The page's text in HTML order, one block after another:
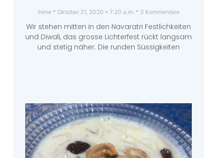
Irene Oktober 21, 2020 7:20 a.m. 3 Kommentare
Wir stehen mitten in den Navaratri Festlichkeiten
und Diwali, das grosse Lichterfest rückt langsam
und stetig näher. Die runden Süssigkeiten